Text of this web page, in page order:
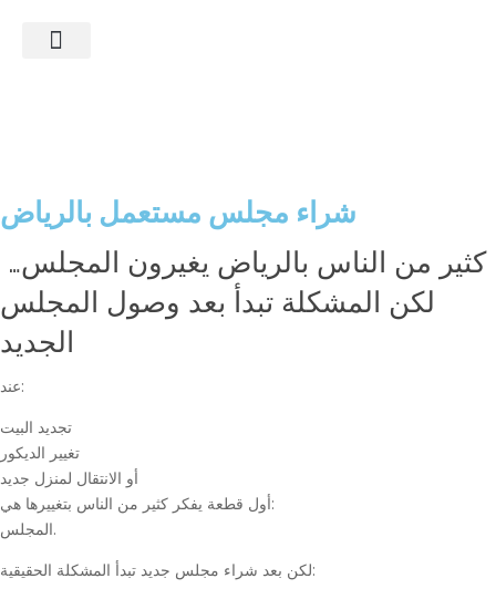
شراء مجلس مستعمل بالرياض
لكن المشكلة تبدأ بعد وصول المجلس
الجديد
عند:
تجديد البيت
تغيير الديكور
أو الانتقال لمنزل جديد
أول قطعة يفكر كثير من الناس بتغييرها هي:
المجلس.
لكن بعد شراء مجلس جديد تبدأ المشكلة الحقيقية: